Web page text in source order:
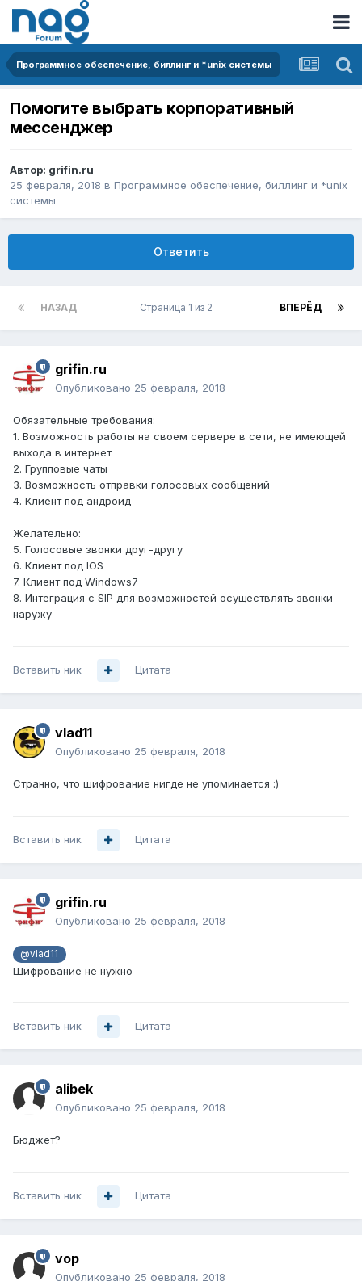
Программное обеспечение, биллинг и *unix системы
Помогите выбрать корпоративный
мессенджер
Автор: grifin.ru
25 февраля, 2018 в Программное обеспечение, биллинг и *unix
системы
Ответить
НАЗАД ВПЕРЁД
Страница 1 из 2
grifin.ru
Опубликовано 25 февраля, 2018
Обязательные требования:
1. Возможность работы на своем сервере в сети, не имеющей
выхода в интернет
2. Групповые чаты
3. Возможность отправки голосовых сообщений
4. Клиент под андроид
Желательно:
5. Голосовые звонки друг-другу
6. Клиент под IOS
7. Клиент под Windows7
8. Интеграция с SIP для возможностей осуществлять звонки
наружу
Вставить ник Цитата
vlad11
Опубликовано 25 февраля, 2018
Странно, что шифрование нигде не упоминается :)
Вставить ник Цитата
grifin.ru
Опубликовано 25 февраля, 2018
@vlad11
Шифрование не нужно
Вставить ник Цитата
alibek
Опубликовано 25 февраля, 2018
Бюджет?
Вставить ник Цитата
vop
Опубликовано 25 февраля, 2018